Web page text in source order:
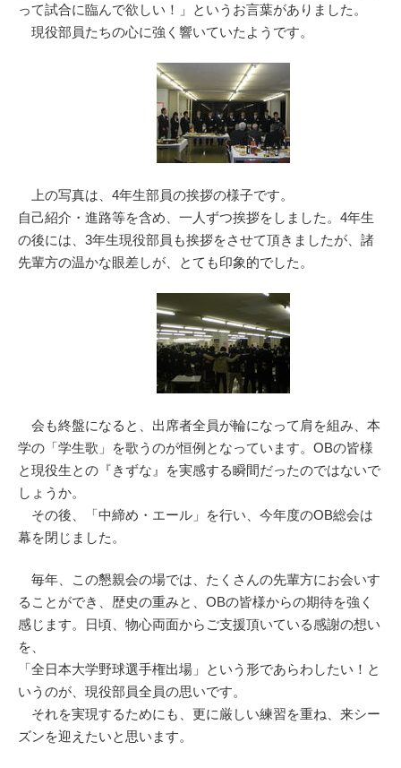
って試合に臨んで欲しい！」というお言葉がありました。
現役部員たちの心に強く響いていたようです。
上の写真は、4年生部員の挨拶の様子です。
自己紹介・進路等を含め、一人ずつ挨拶をしました。4年生
の後には、3年生現役部員も挨拶をさせて頂きましたが、諸
先輩方の温かな眼差しが、とても印象的でした。
会も終盤になると、出席者全員が輪になって肩を組み、本
学の「学生歌」を歌うのが恒例となっています。OBの皆様
と現役生との『きずな』を実感する瞬間だったのではないで
しょうか。
その後、「中締め・エール」を行い、今年度のOB総会は
幕を閉じました。
毎年、この懇親会の場では、たくさんの先輩方にお会いす
ることができ、歴史の重みと、OBの皆様からの期待を強く
感じます。日頃、物心両面からご支援頂いている感謝の想い
を、
「全日本大学野球選手権出場」という形であらわしたい！と
いうのが、現役部員全員の思いです。
それを実現するためにも、更に厳しい練習を重ね、来シー
ズンを迎えたいと思います。